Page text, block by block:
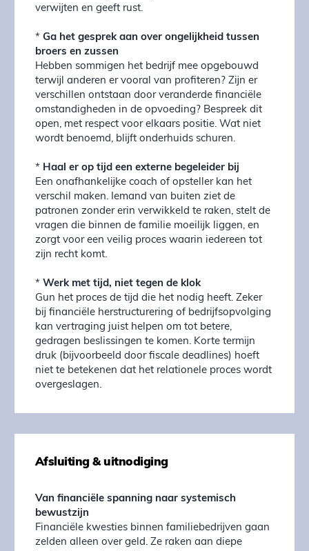
verwijten en geeft rust.
* Ga het gesprek aan over ongelijkheid tussen
broers en zussen
Hebben sommigen het bedrijf mee opgebouwd
terwijl anderen er vooral van profiteren? Zijn er
verschillen ontstaan door veranderde financiële
omstandigheden in de opvoeding? Bespreek dit
open, met respect voor elkaars positie. Wat niet
wordt benoemd, blijft onderhuids schuren.
* Haal er op tijd een externe begeleider bij
Een onafhankelijke coach of opsteller kan het
verschil maken. Iemand van buiten ziet de
patronen zonder erin verwikkeld te raken, stelt de
vragen die binnen de familie moeilijk liggen, en
zorgt voor een veilig proces waarin iedereen tot
zijn recht komt.
* Werk met tijd, niet tegen de klok
Gun het proces de tijd die het nodig heeft. Zeker
bij financiële herstructurering of bedrijfsopvolging
kan vertraging juist helpen om tot betere,
gedragen beslissingen te komen. Korte termijn
druk (bijvoorbeeld door fiscale deadlines) hoeft
niet te betekenen dat het relationele proces wordt
overgeslagen.
Afsluiting & uitnodiging
Van financiële spanning naar systemisch
bewustzijn
Financiële kwesties binnen familiebedrijven gaan
zelden alleen over geld. Ze raken aan diepe